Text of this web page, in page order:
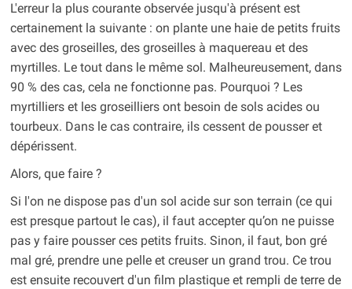
L'erreur la plus courante observée jusqu'à présent est
certainement la suivante : on plante une haie de petits fruits
avec des groseilles, des groseilles à maquereau et des
myrtilles. Le tout dans le même sol. Malheureusement, dans
90 % des cas, cela ne fonctionne pas. Pourquoi ? Les
myrtilliers et les groseilliers ont besoin de sols acides ou
tourbeux. Dans le cas contraire, ils cessent de pousser et
dépérissent.
Alors, que faire ?
Si l'on ne dispose pas d'un sol acide sur son terrain (ce qui
est presque partout le cas), il faut accepter qu’on ne puisse
pas y faire pousser ces petits fruits. Sinon, il faut, bon gré
mal gré, prendre une pelle et creuser un grand trou. Ce trou
est ensuite recouvert d'un film plastique et rempli de terre de